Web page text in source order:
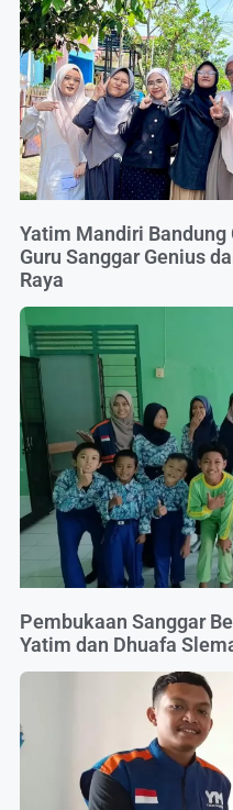
Yatim Mandiri Bandung
Guru Sanggar Genius
Raya
Pembukaan Sanggar
Yatim dan Dhuafa